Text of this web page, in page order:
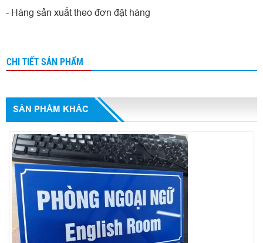
- Hàng sản xuất theo đơn đặt hàng
CHI TIẾT SẢN PHẨM
SẢN PHẨM KHÁC